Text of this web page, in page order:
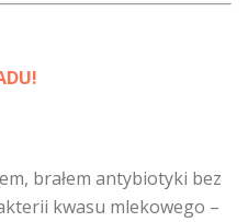
brałem antybiotyki bez
kwasu mlekowego –